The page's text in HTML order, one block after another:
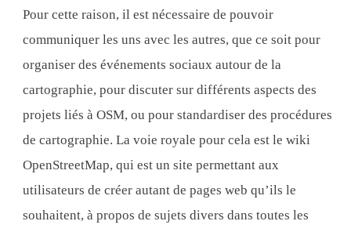
Pour cette raison, il est nécessaire de pouvoir
communiquer les uns avec les autres, que ce soit pour
organiser des événements sociaux autour de la
cartographie, pour discuter sur différents aspects des
projets liés à OSM, ou pour standardiser des procédures
de cartographie. La voie royale pour cela est le wiki
OpenStreetMap, qui est un site permettant aux
utilisateurs de créer autant de pages web qu’ils le
souhaitent, à propos de sujets divers dans toutes les